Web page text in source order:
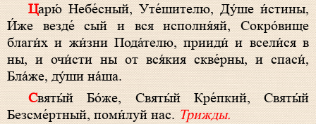
Царю́ Небе́сный, Уте́шителю, Ду́ше и́стины,
И́же везде́ сый и вся исполня́яй, Сокро́вище
благи́х и жи́зни Пода́телю, прииди́ и всели́ся в
ны, и очи́сти ны от вся́кия скве́рны, и спаси́,
Бла́же, ду́ши на́ша.
Святы́й Бо́же, Святы́й Кре́пкий, Святы́й
Безсме́ртный, поми́луй нас.Трижды.